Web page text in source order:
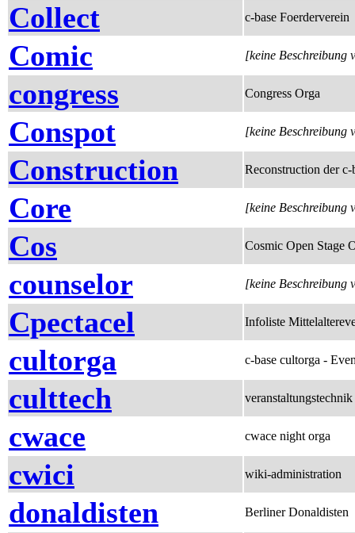
Collect c-base Foerderverein
Comic [keine Beschreibung
congress Congress Orga
Conspot [keine Beschreibung
Construction Reconstruction der c-
Core [keine Beschreibung
Cos Cosmic Open Stage
counselor [keine Beschreibung
Cpectacel Infoliste
cultorga c-base cultorga -
culttech
cwace cwace night orga
cwici wiki-administration
donaldisten Berliner Donaldisten